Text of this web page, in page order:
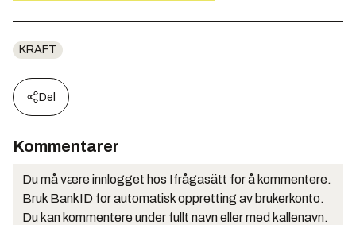
KRAFT
Del
Kommentarer
Du må være innlogget hos Ifrågasätt for å kommentere.
Bruk BankID for automatisk oppretting av brukerkonto.
Du kan kommentere under fullt navn eller med kallenavn.